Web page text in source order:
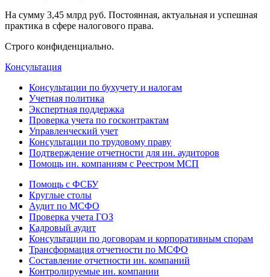
На сумму 3,45 млрд руб. Постоянная, актуальная и успешная
практика в сфере налогового права.
Строго конфиденциально.
Консультация
Консультации по бухучету и налогам
Учетная политика
Экспертная поддержка
Проверка учета по госконтрактам
Управленческий учет
Консультации по трудовому праву
Подтверждение отчетности для ин. аудиторов
Помощь ин. компаниям с Реестром МСП
Помощь с ФСБУ
Круглые столы
Аудит по МСФО
Проверка учета ГОЗ
Кадровый аудит
Консультации по договорам и корпоративным спорам
Трансформация отчетности по МСФО
Составление отчетности ин. компаний
Контролируемые ин. компании